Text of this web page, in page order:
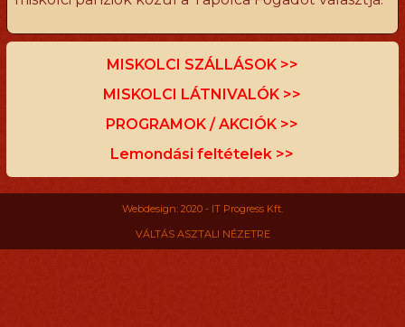
MISKOLCI SZÁLLÁSOK >>
MISKOLCI LÁTNIVALÓK >>
PROGRAMOK / AKCIÓK >>
Lemondási feltételek >>
Webdesign: 2020 - IT Progress Kft.
VÁLTÁS ASZTALI NÉZETRE